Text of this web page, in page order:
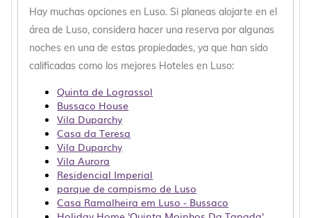
Hay muchas opciones en Luso. Si planeas alojarte en el
área de Luso, considera hacer una reserva por algunas
noches en una de estas propiedades, ya que han sido
calificadas como los mejores Hoteles en Luso:
Quinta de Lograssol
Bussaco House
Vila Duparchy
Casa da Teresa
Vila Duparchy
Vila Aurora
Residencial Imperial
parque de campismo de Luso
Casa Ramalheira em Luso - Bussaco